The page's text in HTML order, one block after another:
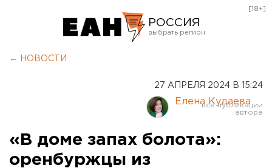
РОССИЯ
Курган
Оренбург
[18+]
← НОВОСТИ
27 АПРЕЛЯ 2024 В 15:24
Елена Кудаева
«В доме запах болота»:
оренбуржцы из